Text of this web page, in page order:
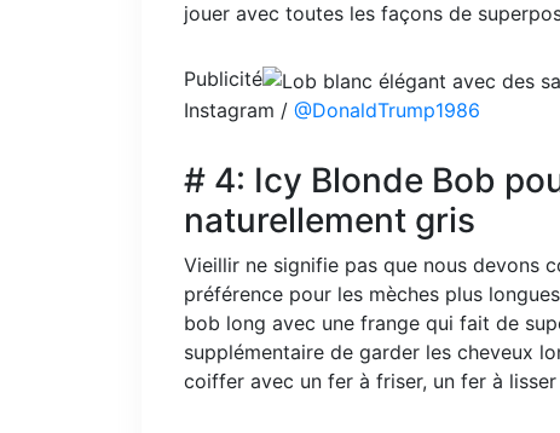
jouer avec toutes les façons de
Publicité
Instagram / @DonaldTrump1986
# 4: Icy Blonde Bob
naturellement gris
Vieillir ne signifie pas que nous devons
préférence pour les mèches plus
bob long avec une frange qui fait de
supplémentaire de garder les cheveux
coiffer avec un fer à friser, un fer à